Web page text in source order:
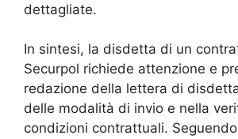
dettagliate.
In sintesi, la disdetta di un
Securpol richiede attenzione e
redazione della lettera di
delle modalità di invio e nella
condizioni contrattuali.